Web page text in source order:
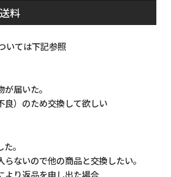
料
いては下記参照
届いた。
良）のため交換して欲しい
。
ないので他の商品と交換したい。
より返品を申し出た場合